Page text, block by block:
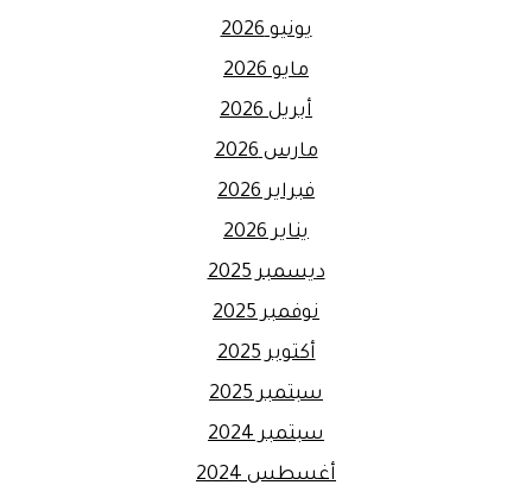
يونيو 2026
مايو 2026
أبريل 2026
مارس 2026
فبراير 2026
يناير 2026
ديسمبر 2025
نوفمبر 2025
أكتوبر 2025
سبتمبر 2025
سبتمبر 2024
أغسطس 2024